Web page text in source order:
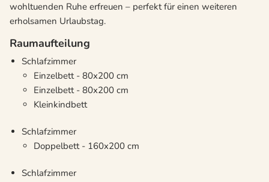
wohltuenden Ruhe erfreuen – perfekt für einen weiteren
erholsamen Urlaubstag.
Raumaufteilung
Schlafzimmer
Einzelbett - 80x200 cm
Einzelbett - 80x200 cm
Kleinkindbett
Schlafzimmer
Doppelbett - 160x200 cm
Schlafzimmer